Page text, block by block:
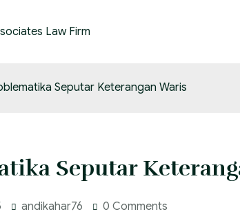
Seputar Keterangan Waris
Seputar
andikahar76 0 Comments